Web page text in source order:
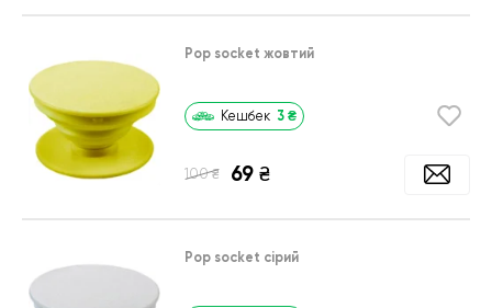
Pop socket жовтий
Кешбек 3 ₴
100 ₴ 69 ₴
Pop socket сірий